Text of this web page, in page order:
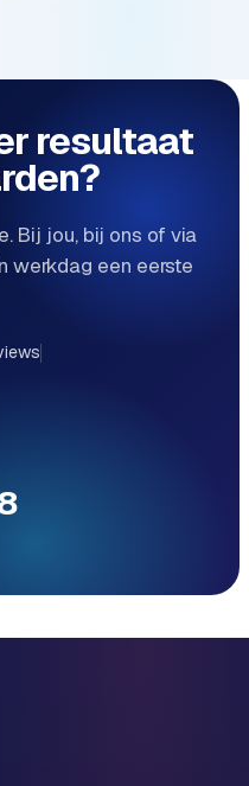
resultaat
Bij jou, bij ons of via
werkdag een eerste
ticketsysteem
project